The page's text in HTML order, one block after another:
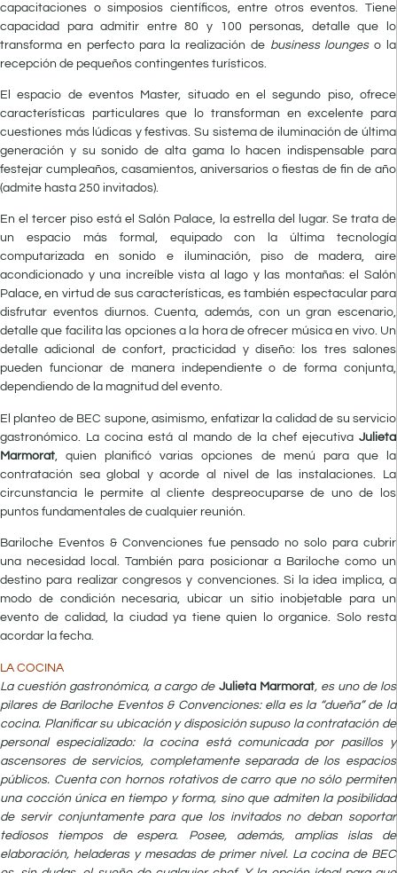
capacitaciones o simposios científicos, entre otros eventos. Tiene
capacidad para admitir entre 80 y 100 personas, detalle que lo
transforma en perfecto para la realización de business loungeso la
recepción de pequeños contingentes turísticos.
El espacio de eventos Master, situado en el segundo piso, ofrece
características particulares que lo transforman en excelente para
cuestiones más lúdicas y festivas. Su sistema de iluminación de última
generación y su sonido de alta gama lo hacen indispensable para
festejar cumpleaños, casamientos, aniversarios o fiestas de fin de año
(admite hasta 250 invitados).
En el tercer piso está el Salón Palace, la estrella del lugar. Se trata de
un espacio más formal, equipado con la última tecnología
computarizada en sonido e iluminación, piso de madera, aire
acondicionado y una increíble vista al lago y las montañas: el Salón
Palace, en virtud de sus características, es también espectacular para
disfrutar eventos diurnos. Cuenta, además, con un gran escenario,
detalle que facilita las opciones a la hora de ofrecer música en vivo. Un
detalle adicional de confort, practicidad y diseño: los tres salones
pueden funcionar de manera independiente o de forma conjunta,
dependiendo de la magnitud del evento.
El planteo de BEC supone, asimismo, enfatizar la calidad de su servicio
gastronómico. La cocina está al mando de la chef ejecutiva Julieta
Marmorat , quien planificó varias opciones de menú para que la
contratación sea global y acorde al nivel de las instalaciones. La
circunstancia le permite al cliente despreocuparse de uno de los
puntos fundamentales de cualquier reunión.
Bariloche Eventos & Convenciones fue pensado no solo para cubrir
una necesidad local. También para posicionar a Bariloche como un
destino para realizar congresos y convenciones. Si la idea implica, a
modo de condición necesaria, ubicar un sitio inobjetable para un
evento de calidad, la ciudad ya tiene quien lo organice. Solo resta
acordar la fecha.
LA COCINA
La cuestión gastronómica, a cargo de Julieta Marmorat, es uno de los
pilares de Bariloche Eventos & Convenciones: ella es la “dueña” de la
cocina. Planificar su ubicación y disposición supuso la contratación de
personal especializado: la cocina está comunicada por pasillos y
ascensores de servicios, completamente separada de los espacios
públicos. Cuenta con hornos rotativos de carro que no sólo permiten
una cocción única en tiempo y forma, sino que admiten la posibilidad
de servir conjuntamente para que los invitados no deban soportar
tediosos tiempos de espera. Posee, además, amplias islas de
elaboración, heladeras y mesadas de primer nivel. La cocina de BEC